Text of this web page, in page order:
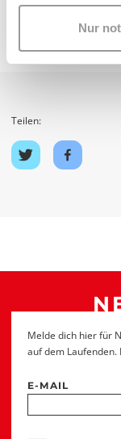
Nur
Teilen:
Auf
Twitter
Auf
Facebook
Melde dich hier für
auf dem
E-MAIL